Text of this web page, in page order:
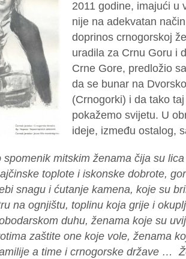
2011 godine, imajući u
nije na adekvatan
doprinos crnogorskoj
uradila za Crnu Goru i
Crne Gore, predložio
da se bunar na
(Crnogorki) i da tako
pokažemo svijetu. U
ideje, između ostalog,
spomenik mitskim ženama čija su
toplote i iskonske dobrote,
snagu i ćutanje kamena, koje su
na ognjištu, toplinu koja grije i
duhu, ženama koje su
zaštite one koje vole, ženama
a time i crnogorske države …